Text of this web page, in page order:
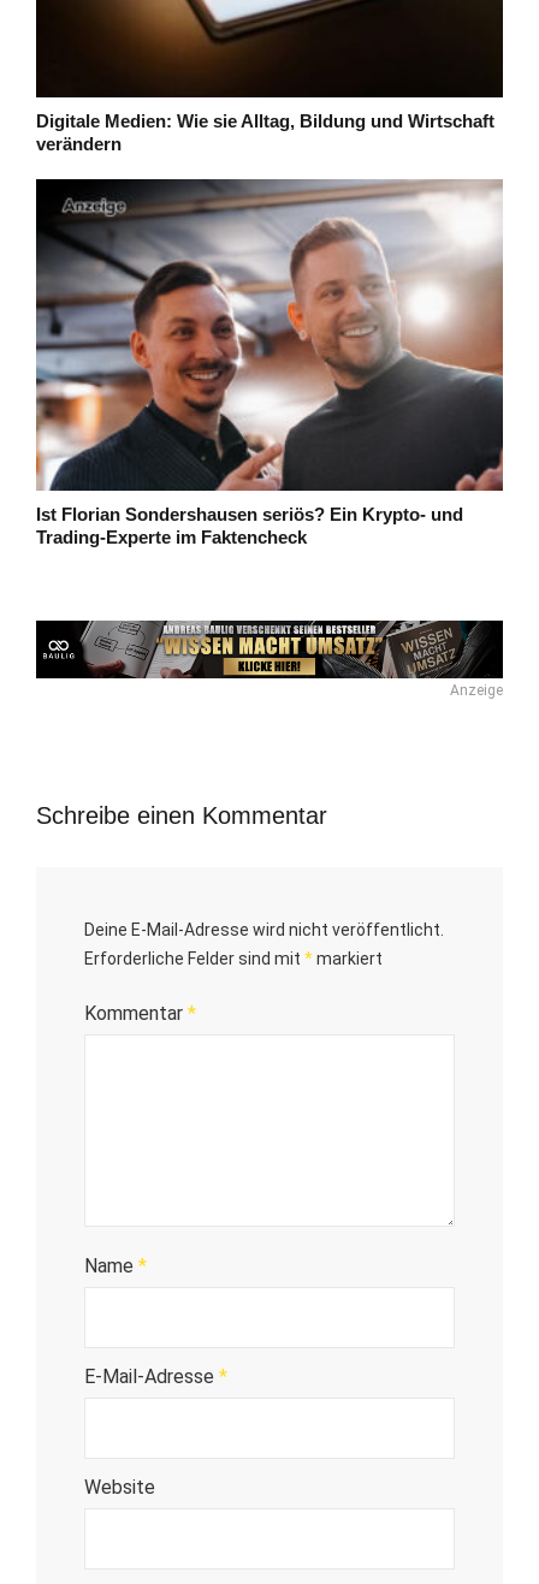
Digitale Medien: Wie sie Alltag, Bildung und Wirtschaft
verändern
Ist Florian Sondershausen seriös? Ein Krypto- und
Trading-Experte im Faktencheck
Anzeige
Schreibe einen Kommentar
Deine E-Mail-Adresse wird nicht veröffentlicht.
Erforderliche Felder sind mit *markiert
Kommentar *
Name *
E-Mail-Adresse *
Website